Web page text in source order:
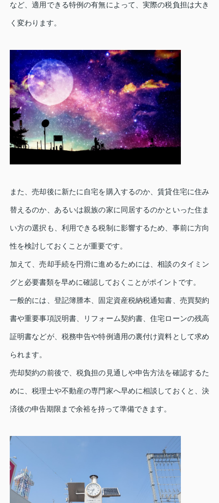
など、適用できる特例の有無によって、実際の税負担は大き
く変わります。
また、売却後に新たに自宅を購入するのか、賃貸住宅に住み
替えるのか、あるいは親族の家に同居するのかといった住ま
い方の選択も、利用できる税制に影響するため、事前に方向
性を検討しておくことが重要です。
加えて、売却手続を円滑に進めるためには、相談のタイミン
グと必要書類を早めに確認しておくことがポイントです。
一般的には、登記簿謄本、固定資産税納税通知書、売買契約
書や重要事項説明書、リフォーム契約書、住宅ローンの残高
証明書などが、税務申告や特例適用の裏付け資料として求め
られます。
売却契約の前後で、税負担の見通しや申告方法を確認するた
めに、税理士や不動産の専門家へ早めに相談しておくと、決
済後の申告期限まで余裕を持って準備できます。